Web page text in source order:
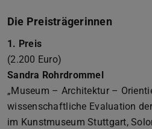
Die Preisträgerinnen
1. Preis
(2.200 Euro)
Sandra Rohrdrommel
„Museum – Architektur –
wissenschaftliche Evaluation
im Kunstmuseum Stuttgart,